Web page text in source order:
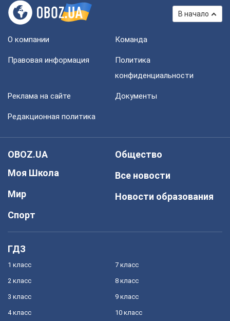
В начало
О компании Команда
Правовая информация
Политика
конфиденциальности
Реклама на сайте Документы
Редакционная политика
OBOZ.UA
Моя Школа
Мир
Спорт
Общество
Все новости
Новости образования
ГДЗ
1 класс
2 класс
3 класс
4 класс
7 класс
8 класс
9 класс
10 класс